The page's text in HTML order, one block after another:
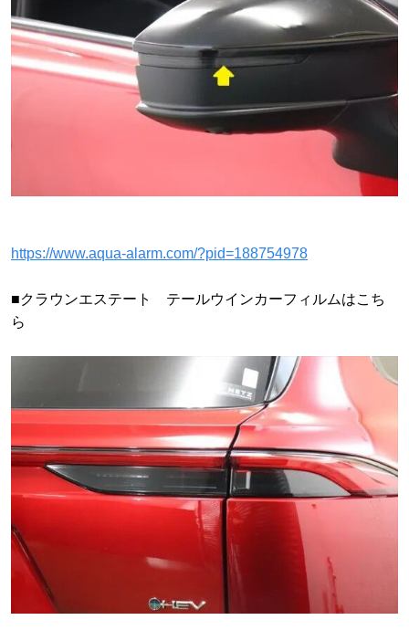
https://www.aqua-alarm.com/?pid=188754978
■クラウンエステート テールウインカーフィルムはこち
ら